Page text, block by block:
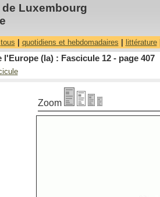
Luxembourg
tous quotidiens et hebdomadaires littérature|
(la) : Fascicule 12 - page 407
Zoom